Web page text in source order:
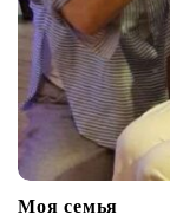
Моя семья